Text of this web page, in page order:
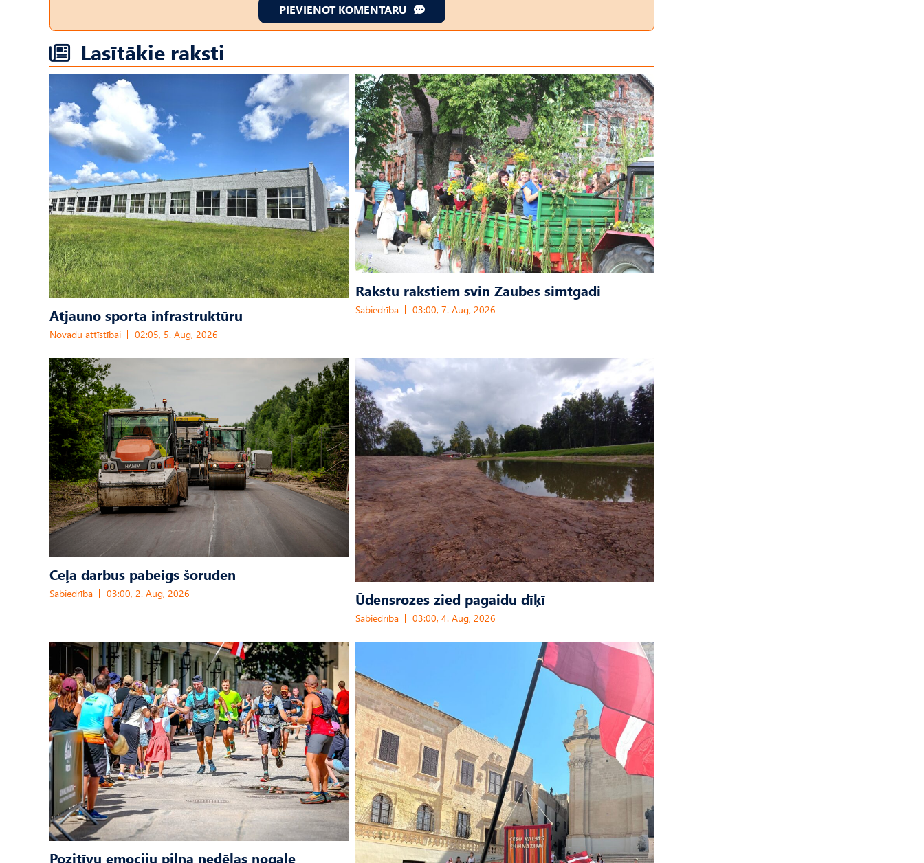
PIEVIENOT KOMENTĀRU
Lasītākie raksti
Atjauno sporta infrastruktūru
Novadu attīstībai 02:05, 5. Aug, 2026
Rakstu rakstiem svin Zaubes simtgadi
Sabiedrība 03:00, 7. Aug, 2026
Ceļa darbus pabeigs šoruden
Sabiedrība 03:00, 2. Aug, 2026 Ūdensrozes zied pagaidu dīķī
Sabiedrība 03:00, 4. Aug, 2026
Pozitīvu emociju pilna nedēļas nogale